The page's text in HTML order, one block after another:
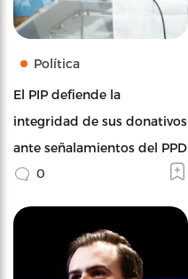
Política
El PIP defiende la
integridad de sus donativos
ante señalamientos del PPD
0